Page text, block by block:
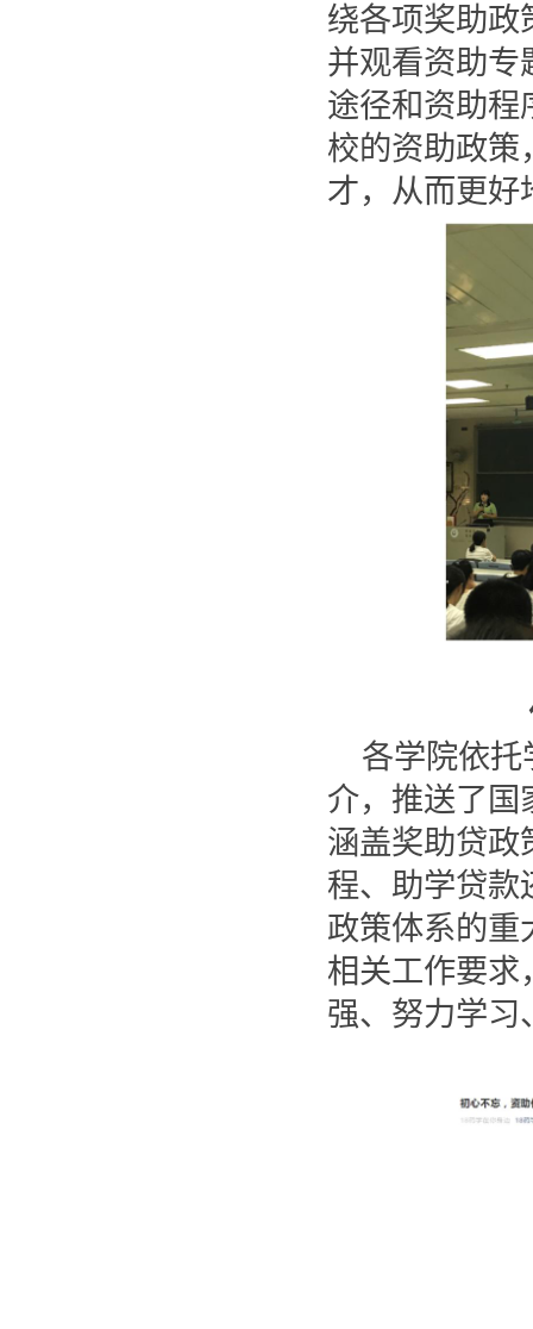
绕各项奖助政
并观看资助专
途径和资助程
校的资助政策
才，从而更好
各学院依
介，推送了国
涵盖奖助贷政
程、助学贷款
政策体系的重
相关工作要求
强、努力学习